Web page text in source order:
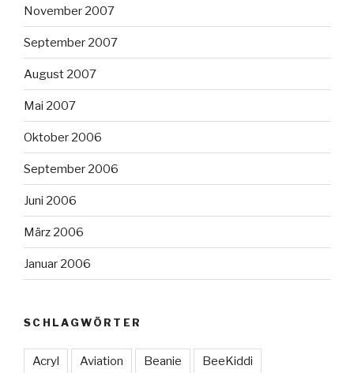
November 2007
September 2007
August 2007
Mai 2007
Oktober 2006
September 2006
Juni 2006
März 2006
Januar 2006
SCHLAGWÖRTER
Acryl Aviation Beanie BeeKiddi